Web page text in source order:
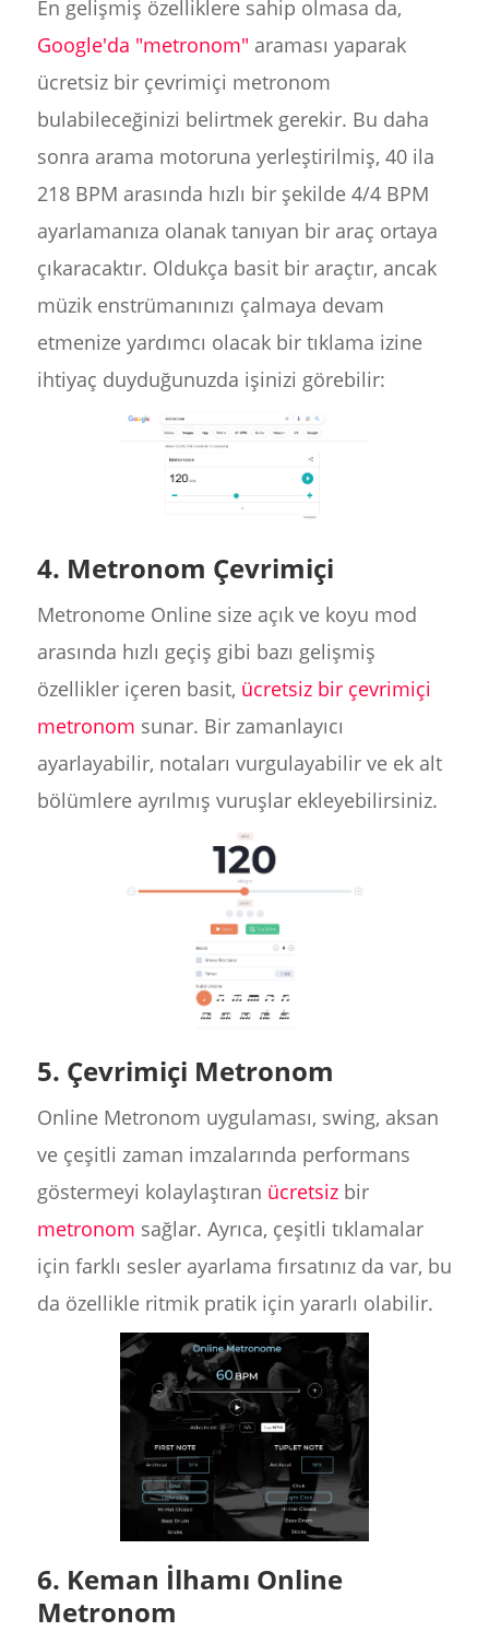
En gelişmiş özelliklere sahip olmasa da,
Google'da "metronom" araması yaparak
ücretsiz bir çevrimiçi metronom
bulabileceğinizi belirtmek gerekir. Bu daha
sonra arama motoruna yerleştirilmiş, 40 ila
218 BPM arasında hızlı bir şekilde 4/4 BPM
ayarlamanıza olanak tanıyan bir araç ortaya
çıkaracaktır. Oldukça basit bir araçtır, ancak
müzik enstrümanınızı çalmaya devam
etmenize yardımcı olacak bir tıklama izine
ihtiyaç duyduğunuzda işinizi görebilir:
4. Metronom Çevrimiçi
Metronome Online size açık ve koyu mod
arasında hızlı geçiş gibi bazı gelişmiş
özellikler içeren basit, ücretsiz bir çevrimiçi
metronom sunar. Bir zamanlayıcı
ayarlayabilir, notaları vurgulayabilir ve ek alt
bölümlere ayrılmış vuruşlar ekleyebilirsiniz.
5. Çevrimiçi Metronom
Online Metronom uygulaması, swing, aksan
ve çeşitli zaman imzalarında performans
göstermeyi kolaylaştıran ücretsizbir
metronom sağlar. Ayrıca, çeşitli tıklamalar
için farklı sesler ayarlama fırsatınız da var, bu
da özellikle ritmik pratik için yararlı olabilir.
6. Keman İlhamı Online
Metronom